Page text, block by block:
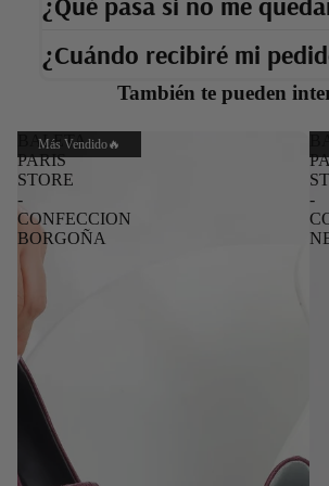
¿Cuándo recibiré mi
También te pueden
Más Vendido🔥
BALETA
PARIS
STORE
-
CONFECCION
BORGOÑA
-